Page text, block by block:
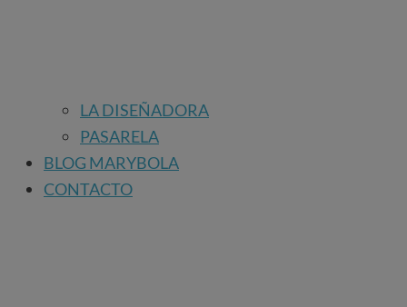
LA DISEÑADORA
PASARELA
BLOG MARYBOLA
CONTACTO